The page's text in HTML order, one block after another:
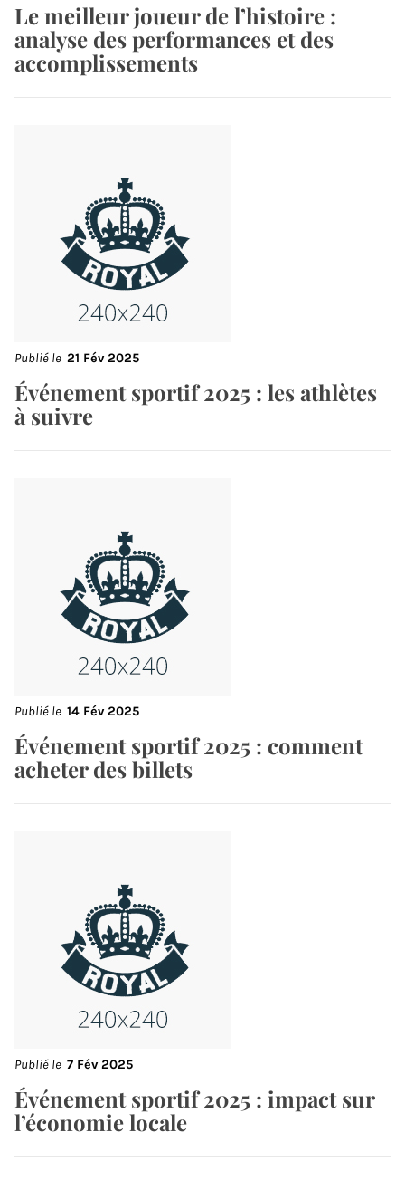
Le meilleur joueur de l’histoire :
analyse des performances et des
accomplissements
Publié le 21 Fév 2025
Événement sportif 2025 : les athlètes
à suivre
Publié le 14 Fév 2025
Événement sportif 2025 : comment
acheter des billets
Publié le 7 Fév 2025
Événement sportif 2025 : impact sur
l’économie locale